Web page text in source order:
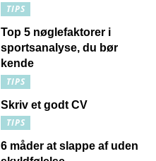
TIPS
Top 5 nøglefaktorer i
sportsanalyse, du bør
kende
TIPS
Skriv et godt CV
TIPS
6 måder at slappe af uden